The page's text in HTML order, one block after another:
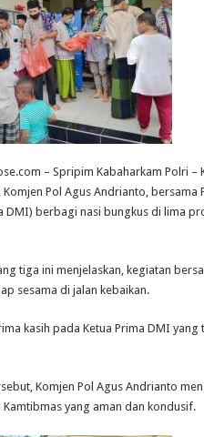
– Spripim Kabaharkam Polri –
Pol Agus Andrianto, bersama
DMI) berbagi nasi bungkus di lima
tiga ini menjelaskan, kegiatan
sesama di jalan kebaikan.
kasih pada Ketua Prima DMI
Komjen Pol Agus Andrianto
yang aman dan kondusif.